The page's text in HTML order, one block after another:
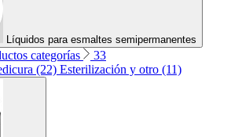
Líquidos para esmaltes semipermanentes
categorías
33
(22) Esterilización y otro (11)